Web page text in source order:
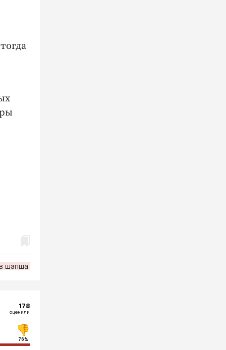
шапша
178
оценили
76%